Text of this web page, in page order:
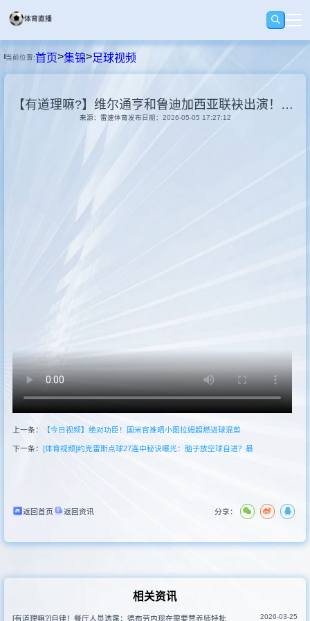
足球
当前位置:首页>集锦>足球视频
【有道理嘛?】维尔通亨和鲁迪加西亚联袂出演！比利时国家队世界杯宣传片！
来源：雷速体育发布日期：2026-05-05 17:27:12
上一条： 【今日视频】绝对功臣！国米官推晒小图拉姆超燃进球混剪
下一条： [体育视频]约克雷斯点球27连中秘诀曝光：脑子放空球自进？最
返回首页 返回资讯 分享：
相关资讯
[有道理嘛?]自律！餐厅人员透露：德布劳内现在需要营养师特批 2026-03-25